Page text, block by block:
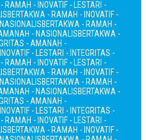
RAMAH - INOVATIF - LESTARI -
BERTAKWA - RAMAH - INOVATIF -
BERTAKWA - RAMAH -
- NASIONALISBERTAKWA -
- AMANAH -
- LESTARI - INTEGRITAS -
RAMAH - INOVATIF - LESTARI -
BERTAKWA - RAMAH - INOVATIF -
BERTAKWA - RAMAH -
- NASIONALISBERTAKWA -
- AMANAH -
- LESTARI - INTEGRITAS -
RAMAH - INOVATIF - LESTARI -
BERTAKWA - RAMAH - INOVATIF -